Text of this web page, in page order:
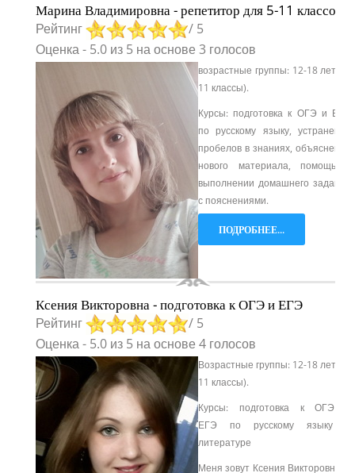
Марина Владимировна - репетитор для 5-11 классов
Рейтинг
/ 5
Оценка- 5.0 из 5 на основе 3 голосов
возрастные группы: 12-18 лет (5-
11 классы).
Курсы: подготовка к ОГЭ и ЕГЭ
по русскому языку, устранение
пробелов в знаниях, объяснение
нового материала, помощь в
выполнении домашнего задания
с пояснениями.
ПОДРОБНЕЕ...
Ксения Викторовна - подготовка к ОГЭ и ЕГЭ
Рейтинг
/ 5
Оценка- 5.0 из 5 на основе 4 голосов
Возрастные группы: 12-18 лет (5-
11 классы).
Курсы: подготовка к ОГЭ и
ЕГЭ по русскому языку и
литературе
Меня зовут Ксения Викторовна, я